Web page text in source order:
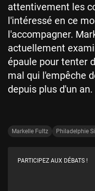
attentivement les
l'intéressé en ce
l'accompagner.
actuellement
épaule pour tenter
mal qui l'empêche
depuis plus d'un an.
Markelle Fultz Philadelphie
PARTICIPEZ AUX DÉBATS !